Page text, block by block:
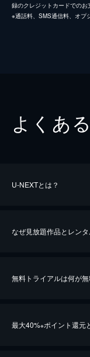
録のクレジットカードでのお
※通話料、SMS通信料、オプ
よくあ
U-NEXTとは？
なぜ見放題作品とレン
無料トライアルは何が無
最大40%※ポイント還元